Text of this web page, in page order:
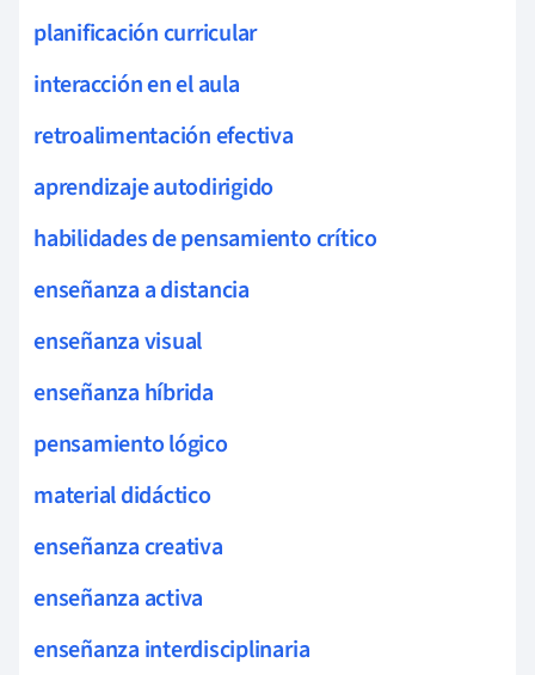
planificación curricular
interacción en el aula
retroalimentación efectiva
aprendizaje autodirigido
habilidades de pensamiento crítico
enseñanza a distancia
enseñanza visual
enseñanza híbrida
pensamiento lógico
material didáctico
enseñanza creativa
enseñanza activa
enseñanza interdisciplinaria